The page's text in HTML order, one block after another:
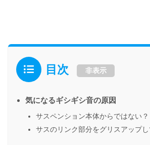
目次 非表示
気になるギシギシ音の原因
サスペンション本体からではない？
サスのリンク部分をグリスアップし